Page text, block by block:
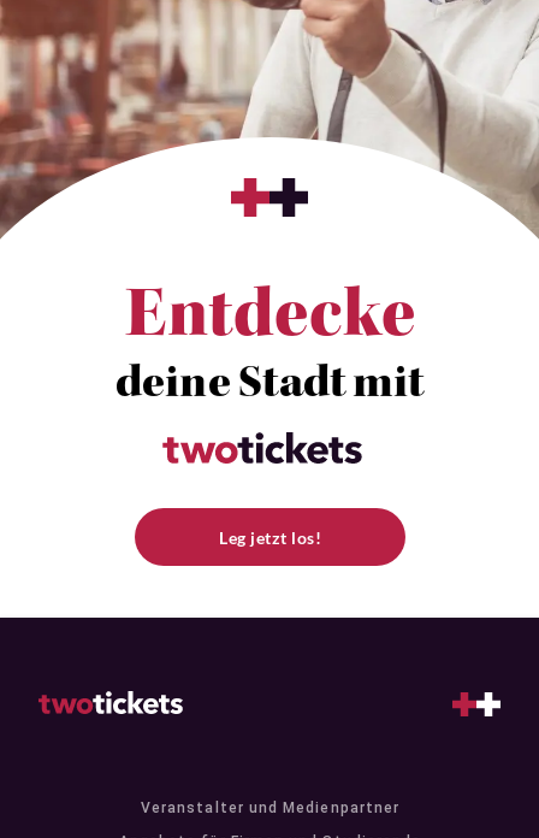
Entdecke
deine Stadt mit
Leg jetzt los!
Veranstalter und Medienpartner